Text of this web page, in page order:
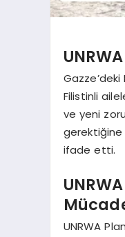
Filistinli
ve yeni
gerektiğine
ifade etti.
UNRWA